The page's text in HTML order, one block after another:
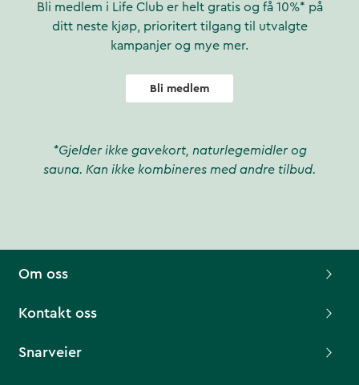
Bli medlem i Life Club er helt gratis og få 10%* på
ditt neste kjøp, prioritert tilgang til utvalgte
kampanjer og mye mer.
Bli medlem
*Gjelder ikke gavekort, naturlegemidler og
sauna. Kan ikke kombineres med andre tilbud.
Om oss
Kontakt oss
Snarveier